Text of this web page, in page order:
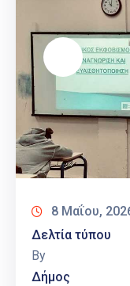
8 Μαΐου,
Δελτία τύπου
By
Δήμος